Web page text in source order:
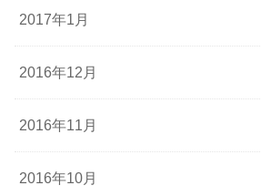
2017年1月
2016年12月
2016年11月
2016年10月